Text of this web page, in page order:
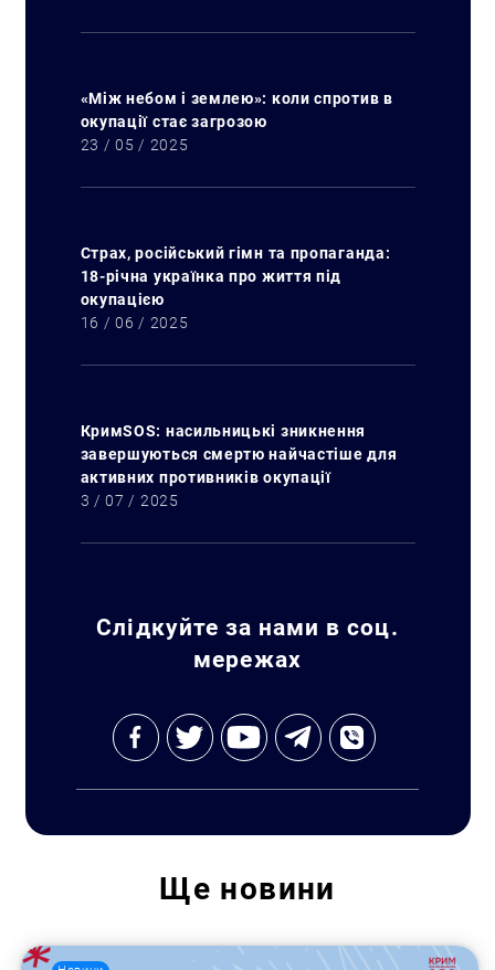
«Між небом і землею»: коли спротив в
окупації стає загрозою
23 / 05 / 2025
Страх, російський гімн та пропаганда:
18-річна українка про життя під
окупацією
16 / 06 / 2025
КримSOS: насильницькі зникнення
завершуються смертю найчастіше для
активних противників окупації
3 / 07 / 2025
Слідкуйте за нами в соц.
мережах
Ще новини